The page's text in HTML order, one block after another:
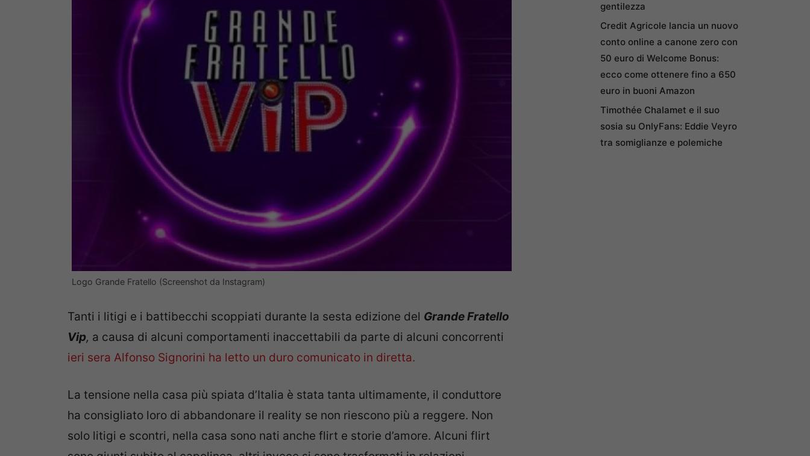
Logo Grande Fratello (Screenshot da Instagram)
Tanti i litigi e i battibecchi scoppiati durante la sesta edizione del Grande Fratello
Vip, a causa di alcuni comportamenti inaccettabili da parte di alcuni concorrenti
ieri sera Alfonso Signorini ha letto un duro comunicato in diretta.
La tensione nella casa più spiata d’Italia è stata tanta ultimamente, il conduttore
ha consigliato loro di abbandonare il reality se non riescono più a reggere. Non
solo litigi e scontri, nella casa sono nati anche flirt e storie d’amore. Alcuni flirt
gentilezza
Credit Agricole lancia un nuovo
conto online a canone zero con
50 euro di Welcome Bonus:
ecco come ottenere fino a 650
euro in buoni Amazon
Timothée Chalamet e il suo
sosia su OnlyFans: Eddie Veyro
tra somiglianze e polemiche